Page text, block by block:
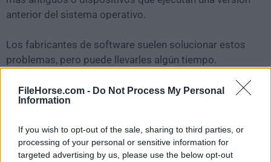
FileHorse.com - Do Not Process My Personal
Information
If you wish to opt-out of the sale, sharing to third parties, or
processing of your personal or sensitive information for
targeted advertising by us, please use the below opt-out
anterior del sistema operativo.
Los fabricantes de software suelen solucionar estos
problemas, pero puede llevarles algún tiempo.
versión anterior deXnView 2.49.4.
reciente de XnViewo leer nuestra reseña,
simplemente haz clic aquí .